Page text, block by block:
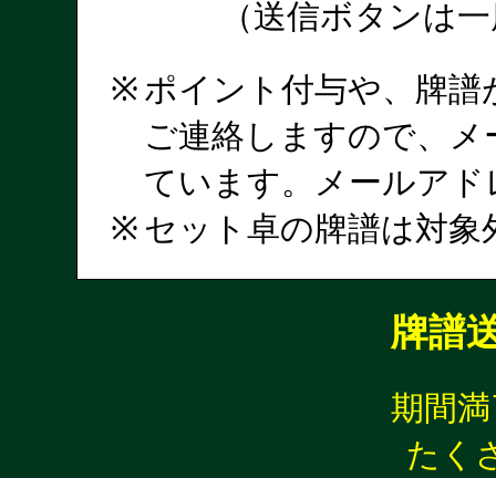
（送信ボタンは
ポイント付与や、牌
ご連絡しますので、
ています。メールア
セット卓の牌譜は対象
牌譜
期間
たく